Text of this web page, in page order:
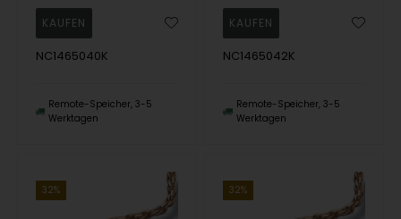
NC1465040K
Remote-Speicher, 3-5
Werktagen
NC1465042K
Remote-Speicher, 3-5
Werktagen
32% 32%